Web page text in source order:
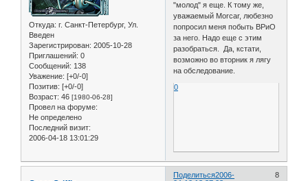
Откуда: г. Санкт-Петербург, Ул.
Введен
Зарегистрирован: 2005-10-28
Приглашений: 0
Сообщений: 138
Уважение: [+0/-0]
Позитив: [+0/-0]
Возраст: 46 [1980-06-28]
Провел на форуме:
Не определено
Последний визит:
2006-04-18 13:01:29
"молод" я еще. К тому же,
уважаемый Morcar, любезно
попросил меня побыть ВРиО
за него. Надо еще с этим
разобраться. Да, кстати,
возможно во вторник я лягу
на обследование.
0
Поделиться 8
2006-